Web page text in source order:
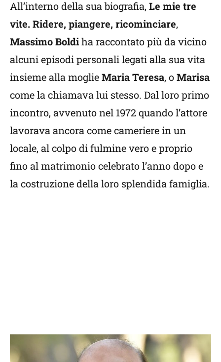
All’interno della sua biografia, Le mie tre
vite. Ridere, piangere, ricominciare,
Massimo Boldiha raccontato più da vicino
alcuni episodi personali legati alla sua vita
insieme alla moglieMaria Teresa, oMarisa
come la chiamava lui stesso. Dal loro primo
incontro, avvenuto nel 1972 quando l’attore
lavorava ancora come cameriere in un
locale, al colpo di fulmine vero e proprio
fino al matrimonio celebrato l’anno dopo e
la costruzione della loro splendida famiglia.